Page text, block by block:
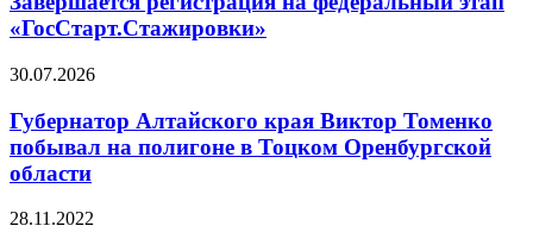
«ГосСтарт.Стажировки»
30.07.2026
Губернатор Алтайского края Виктор Томенко
побывал на полигоне в Тоцком Оренбургской
области
28.11.2022